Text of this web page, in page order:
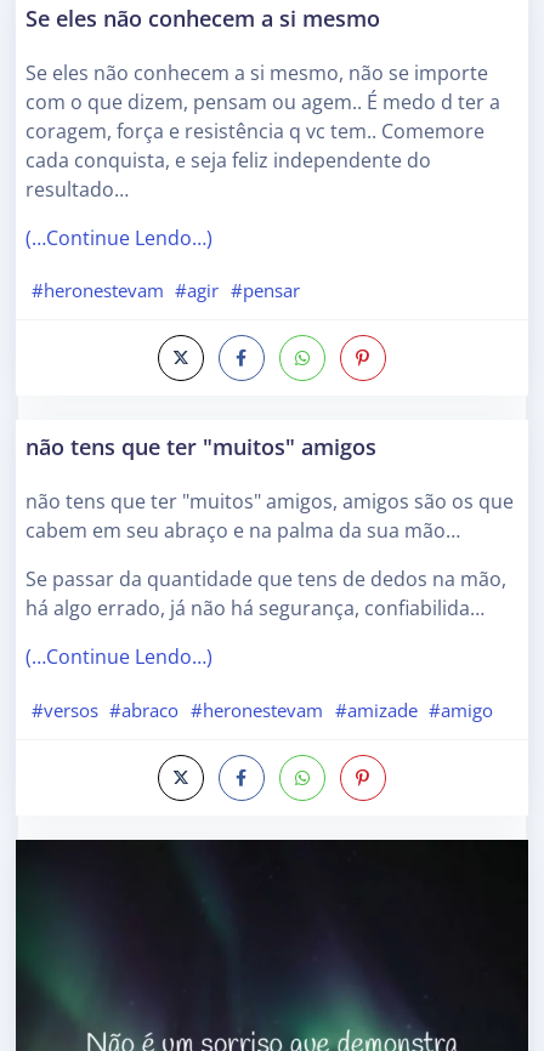
Se eles não conhecem a si mesmo
Se eles não conhecem a si mesmo, não se importe
com o que dizem, pensam ou agem.. É medo d ter a
coragem, força e resistência q vc tem.. Comemore
cada conquista, e seja feliz independente do
resultado…
(…Continue Lendo…)
#heronestevam #agir #pensar
não tens que ter "muitos" amigos
não tens que ter "muitos" amigos, amigos são os que
cabem em seu abraço e na palma da sua mão…
Se passar da quantidade que tens de dedos na mão,
há algo errado, já não há segurança, confiabilida…
(…Continue Lendo…)
#versos #abraco #heronestevam #amizade #amigo